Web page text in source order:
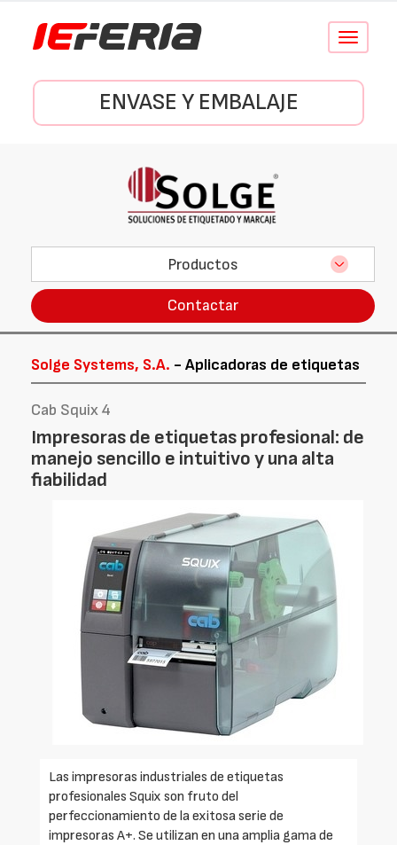
Conmutar
ENVASE Y EMBALAJE
Productos
Contactar
Solge Systems, S.A. - Aplicadoras de etiquetas
Cab Squix 4
Impresoras de etiquetas profesional: de
manejo sencillo e intuitivo y una alta
fiabilidad
Las impresoras industriales de etiquetas
profesionales Squix son fruto del
perfeccionamiento de la exitosa serie de
impresoras A+. Se utilizan en una amplia gama de